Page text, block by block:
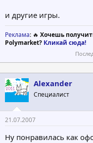
и другие игры.
Реклама: 🔥 Хочешь
Polymarket? Кликай сюда!
Alexander
Специалист
21.07.2007
Ну понравилась как